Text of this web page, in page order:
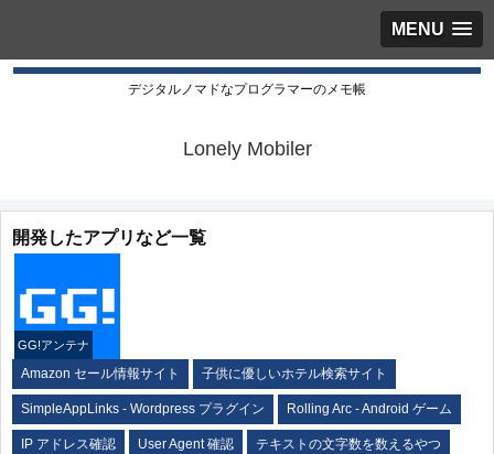
MENU
デジタルノマドなプログラマーのメモ帳
Lonely Mobiler
開発したアプリなど一覧
GG!アンテナ
Amazon セール情報サイト 子供に優しいホテル検索サイト
SimpleAppLinks - Wordpress プラグイン Rolling Arc - Android ゲーム
IP アドレス確認 User Agent 確認 テキストの文字数を数えるやつ